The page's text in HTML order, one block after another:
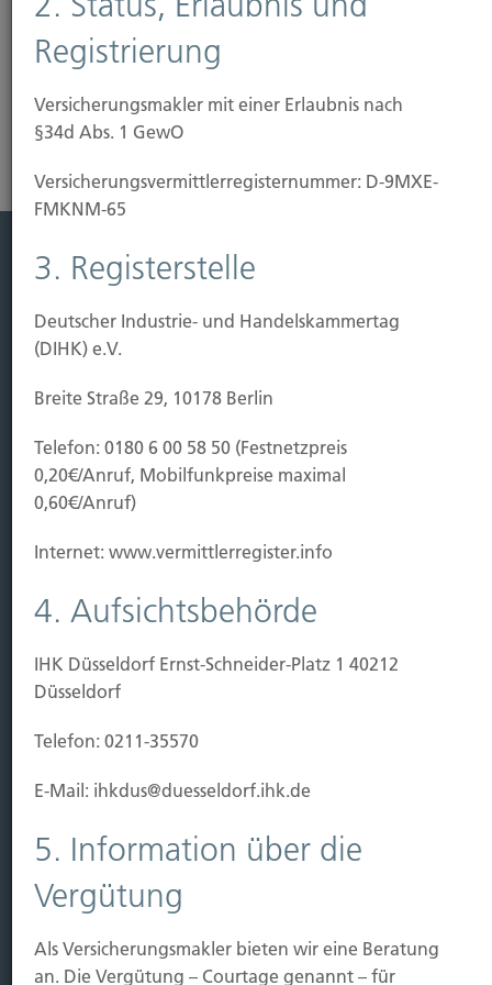
Leistung
Leben
Vorsorgen
Kauf Grundstück
Baubeginn
Einzug/Vermietung
Hubert Brück KG | Inhaber: Dipl. Ökonom Johannes
Brück | Kapellstraße 2 | 40479 Düsseldorf
Telefon:
0211-490066 |
© Hubert Brück KG
Registrierung
Versicherungsmakler mit einer Erlaubnis nach
§34d Abs. 1 GewO
Versicherungs­vermittler­registernummer: D-9MXE-
FMKNM-65
3. Registerstelle
Deutscher Industrie- und Handelskammertag
(DIHK) e.V.
Breite Straße 29, 10178 Berlin
Telefon: 0180 6 00 58 50 (Festnetzpreis
0,20€/Anruf, Mobilfunkpreise maximal
0,60€/Anruf)
Internet: www.vermittlerregister.info
4. Aufsichtsbehörde
IHK Düsseldorf Ernst-Schneider-Platz 1 40212
Düsseldorf
Telefon: 0211-35570
E-Mail: ihkdus@duesseldorf.ihk.de
5. Information über die
Vergütung
Als Versicherungsmakler bieten wir eine Beratung
an. Die Vergütung – Courtage genannt – für